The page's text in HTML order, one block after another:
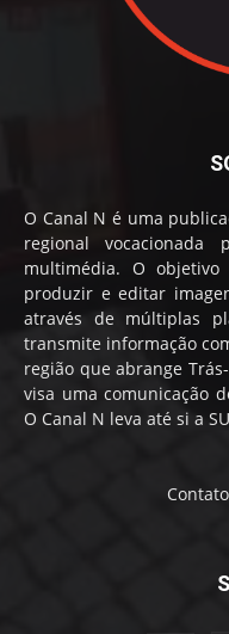
O Canal N é uma
regional
multimédia. O
produzir e editar
através de múltiplas
transmite informação
região que abrange
visa uma comunicação
O Canal N leva até si a